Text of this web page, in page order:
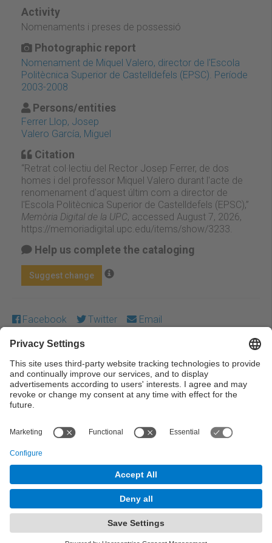
Activity
Nomenaments i preses de possessió
Photographic report
Nomenament de Miquel Valero, director de l'Escola
Politècnica Superior de Castelldefels (EPSC). Període
2003-2008
Persons/entities
Ferrer Llop, Josep
Valero García, Miguel
Citation
“Retrat col·lectiu del Rector Josep Ferrer, de dos
homes i del professor Miquel Valero durant l'acte de
renomenament d'aquest últim com a director de
l'Escola Politècnica Superior de Castelldefels (EPSC),”
Memòria Digital de la UPC, accessed August 7, 2026,
https://memoriadigital.upc.edu/items/show/3233
Help us complete the cataloging
Suggest change
Facebook Twitter Email
Except where otherwise noted, content on this work is
licensed under a Creative Commons license:Attribution-
NonCommercial-NoDerivs 3.0 Spain
© UPC Universitat Politècnica de Catalunya ·
BarcelonaTech
Legal warning Privacy settings